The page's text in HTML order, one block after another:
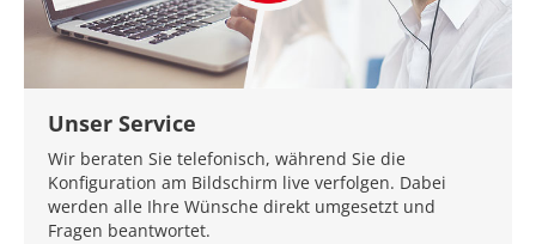
Unser Service
Wir beraten Sie telefonisch, während Sie die
Konfiguration am Bildschirm live verfolgen. Dabei
werden alle Ihre Wünsche direkt umgesetzt und
Fragen beantwortet.